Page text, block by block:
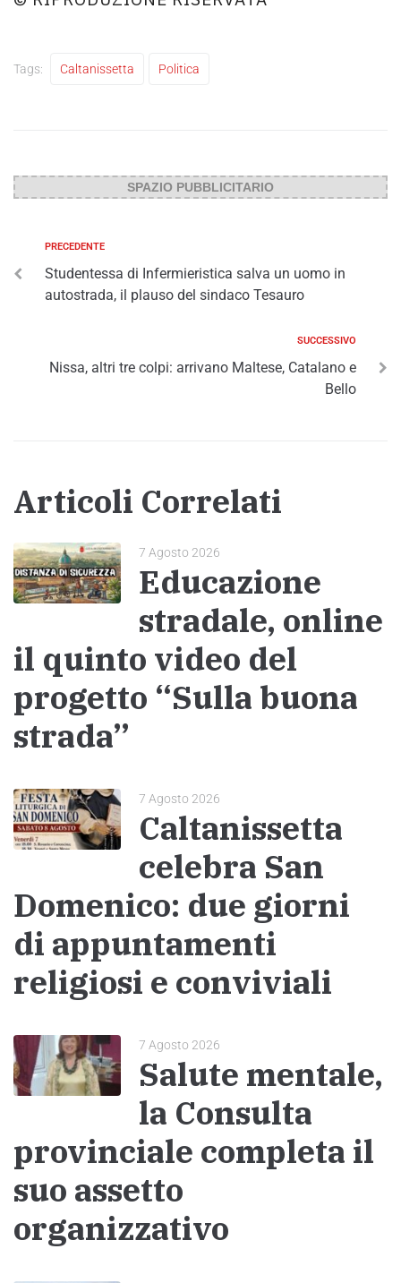
Tags: Caltanissetta Politica
SPAZIO PUBBLICITARIO
PRECEDENTE
Studentessa di Infermieristica salva un uomo in
autostrada, il plauso del sindaco Tesauro
SUCCESSIVO
Nissa, altri tre colpi: arrivano Maltese, Catalano e
Bello
Articoli Correlati
7 Agosto 2026
Educazione
stradale, online
il quinto video del
progetto “Sulla buona
strada”
7 Agosto 2026
Caltanissetta
celebra San
Domenico: due giorni
di appuntamenti
religiosi e conviviali
7 Agosto 2026
Salute mentale,
la Consulta
provinciale completa il
suo assetto
organizzativo